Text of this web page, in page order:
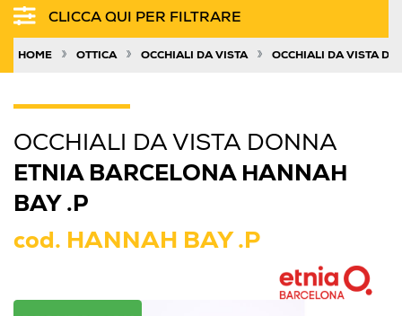
CLICCA QUI PER FILTRARE
HOME » OTTICA » OCCHIALI DA VISTA » OCCHIALI DA VISTA
OCCHIALI DA VISTA DONNA
ETNIA BARCELONA HANNAH
BAY .P
cod. HANNAH BAY .P